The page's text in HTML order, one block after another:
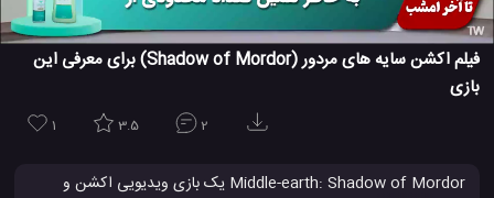
00:42
فیلم اکشن سایه های مردور (Shadow of Mordor) برای معرفی این
بازی
1 3.5 2
Middle-earth: Shadow of Mordor یک بازی ویدیویی اکشن و